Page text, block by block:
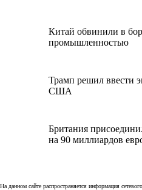
Китай обвинили в
промышленностью
Трамп решил ввести
США
Британия
на 90 миллиардов
На данном сайте распространяется информация